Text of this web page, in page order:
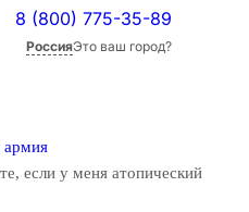
8 (800) 775-35-89
РоссияЭто ваш город?
армия
если у меня атопический